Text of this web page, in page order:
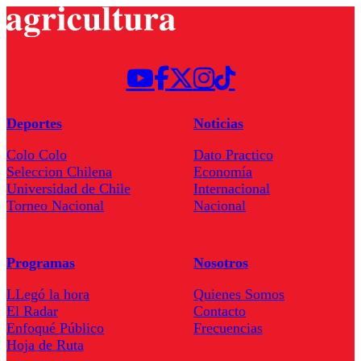
Deportes
Colo Colo
Seleccion Chilena
Universidad de Chile
Torneo Nacional
Noticias
Dato Practico
Economía
Internacional
Nacional
Programas
LLegó la hora
El Radar
Enfoqué Público
Hoja de Ruta
Nosotros
Quienes Somos
Contacto
Frecuencias